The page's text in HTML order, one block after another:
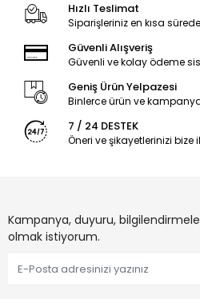
Hızlı Teslimat
Siparişleriniz en kısa
Güvenli Alışveriş
Güvenli ve kolay ödeme
Geniş Ürün Yelpazesi
Binlerce ürün ve
7 / 24 DESTEK
Öneri ve şikayetlerinizi bize
Kampanya, duyuru,
olmak istiyorum.